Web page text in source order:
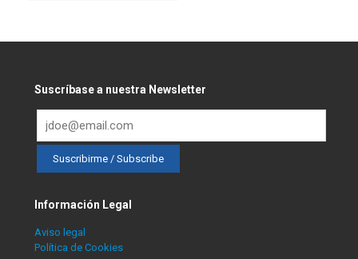
Suscríbase a nuestra Newsletter
Información Legal
Aviso legal
Política de Cookies